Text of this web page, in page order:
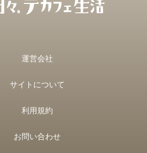
運営会社
サイトについて
利用規約
お問い合わせ